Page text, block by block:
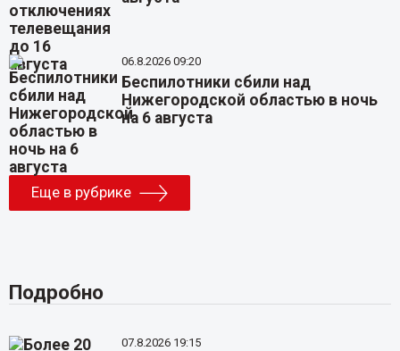
06.8.2026 09:20
Беспилотники сбили над
Нижегородской областью в ночь
на 6 августа
Еще в рубрике
Подробно
07.8.2026 19:15